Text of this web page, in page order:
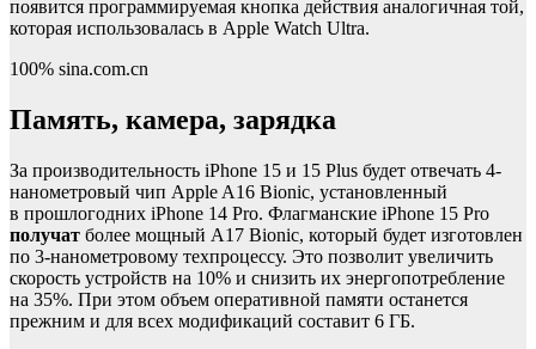
появится программируемая кнопка действия аналогичная той,
которая использовалась в Apple Watch Ultra.
100% sina.com.cn
Память, камера, зарядка
За производительность iPhone 15 и 15 Plus будет отвечать 4-
нанометровый чип Apple A16 Bionic, установленный
в прошлогодних iPhone 14 Pro. Флагманские iPhone 15 Pro
получат более мощный A17 Bionic, который будет изготовлен
по 3-нанометровому техпроцессу. Это позволит увеличить
скорость устройств на 10% и снизить их энергопотребление
на 35%. При этом объем оперативной памяти останется
прежним и для всех модификаций составит 6 ГБ.